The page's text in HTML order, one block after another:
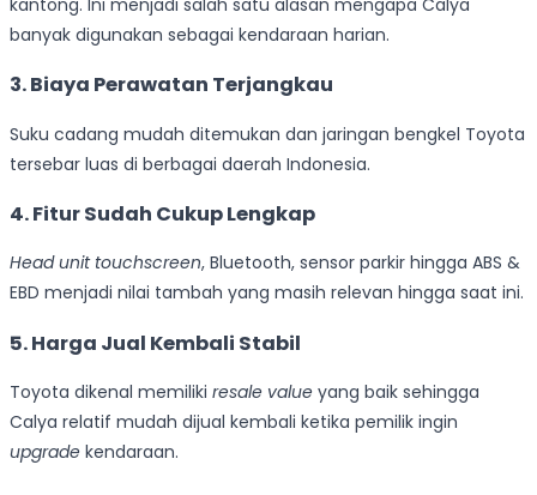
banyak digunakan sebagai kendaraan harian.
3. Biaya Perawatan Terjangkau
Suku cadang mudah ditemukan dan jaringan bengkel Toyota
tersebar luas di berbagai daerah Indonesia.
4. Fitur Sudah Cukup Lengkap
Head unit touchscreen, Bluetooth, sensor parkir hingga ABS &
EBD menjadi nilai tambah yang masih relevan hingga saat ini.
5. Harga Jual Kembali Stabil
Toyota dikenal memiliki resale value yang baik sehingga
Calya relatif mudah dijual kembali ketika pemilik ingin
upgrade kendaraan.